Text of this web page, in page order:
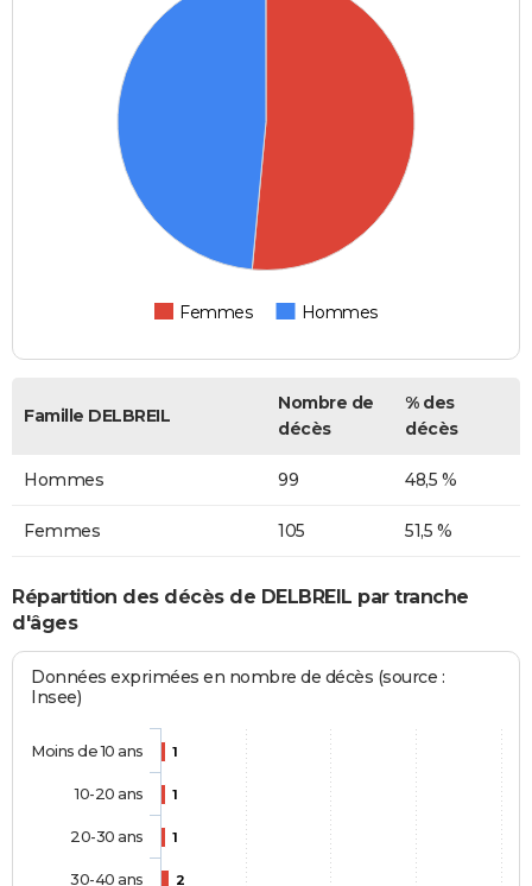
Femmes Hommes
Famille DELBREIL
Nombre de
décès
% des
décès
Hommes 99 48,5 %
Femmes 105 51,5 %
Répartition des décès de DELBREIL par tranche
d'âges
Données exprimées en nombre de décès (source :
Insee)
1
1
1
2
Moins de 10 ans
10-20 ans
20-30 ans
30-40 ans